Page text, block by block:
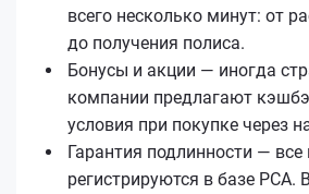
всего несколько минут: от
до получения полиса.
Бонусы и акции — иногда
компании предлагают
условия при покупке через
Гарантия подлинности — все
регистрируются в базе РСА.